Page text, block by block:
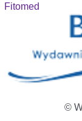
Fitomed
©